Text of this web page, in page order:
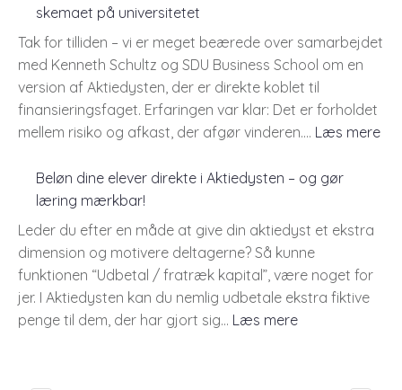
skifter
Aktiedysten
datapakke.
skemaet på universitetet
Tak for tilliden – vi er meget beærede over samarbejdet
med Kenneth Schultz og SDU Business School om en
version af Aktiedysten, der er direkte koblet til
finansieringsfaget. Erfaringen var klar: Det er forholdet
mellem risiko og afkast, der afgør vinderen.… Læs mere:
Beløn dine elever direkte i Aktiedysten – og gør
læring mærkbar!
Leder du efter en måde at give din aktiedyst et ekstra
dimension og motivere deltagerne? Så kunne
funktionen “Udbetal / fratræk kapital”, være noget for
jer. I Aktiedysten kan du nemlig udbetale ekstra fiktive
penge til dem, der har gjort sig… Læs mere: